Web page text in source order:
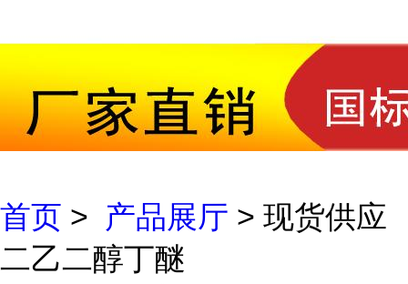
首页 > 产品展厅 > 现货供应
二乙二醇丁醚